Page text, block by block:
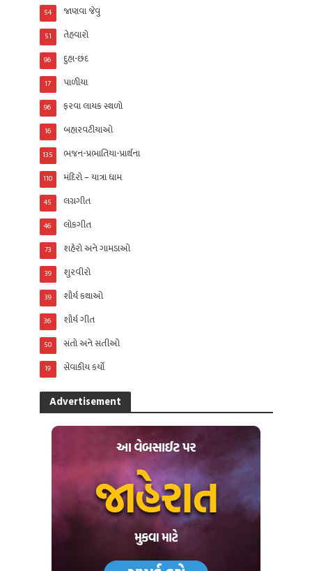
જાણવા જેવું
54
તેહવારો
51
દુહા-છંદ
96
પાળીયા
17
ફરવા લાયક સ્થળો
96
બહારવટીયાઓ
16
ભજન-પ્રભાતિયા-પ્રાર્થના
135
મંદિરો – યાત્રા ધામ
110
લગ્નગીત
45
લોકગીત
46
શહેરો અને ગામડાઓ
73
શુરવીરો
39
શૌર્ય કથાઓ
39
શૌર્ય ગીત
36
સંતો અને સતીઓ
50
સેવાકીય કર્યો
19
Advertisement